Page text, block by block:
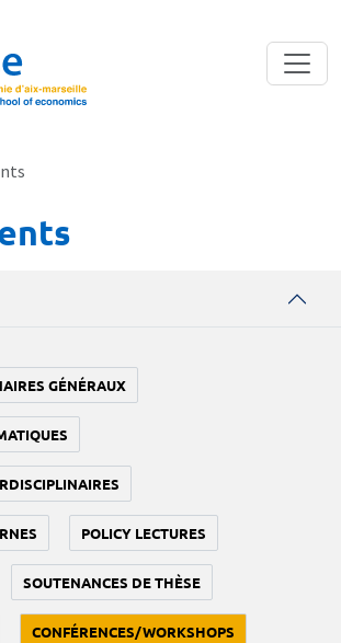
GÉNÉRAUX
POLICY LECTURES
SOUTENANCES DE THÈSE
CONFÉRENCES/WORKSHOPS